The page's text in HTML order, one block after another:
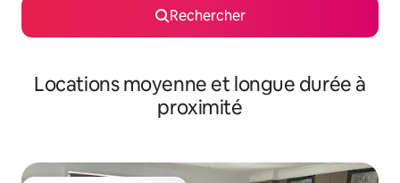
Rechercher
Locations moyenne et longue durée à
proximité